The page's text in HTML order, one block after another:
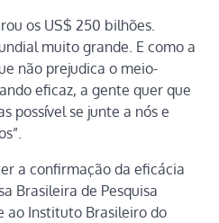
os US$ 250 bilhões.
muito grande. E como a
não prejudica o meio-
eficaz, a gente quer que
possível se junte a nós e
a confirmação da eficácia
Brasileira de Pesquisa
ao Instituto Brasileiro do